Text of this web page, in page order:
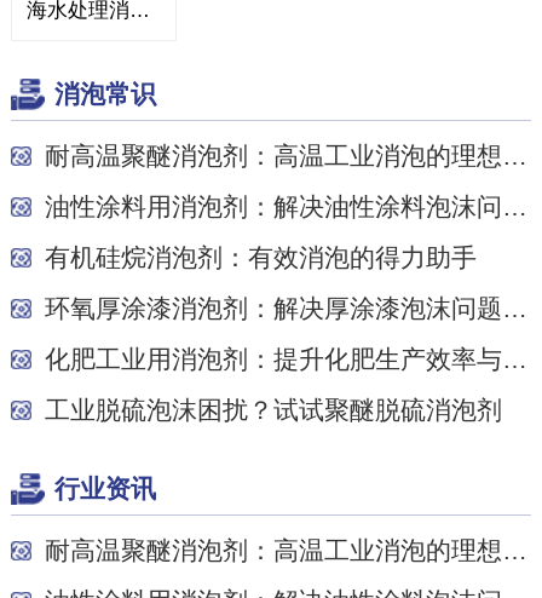
海水处理消泡剂
消泡常识
耐高温聚醚消泡剂：高温工业消泡的理想之选
油性涂料用消泡剂：解决油性涂料泡沫问题的关键
有机硅烷消泡剂：有效消泡的得力助手
环氧厚涂漆消泡剂：解决厚涂漆泡沫问题的关键
化肥工业用消泡剂：提升化肥生产效率与质量的关...
工业脱硫泡沫困扰？试试聚醚脱硫消泡剂
行业资讯
耐高温聚醚消泡剂：高温工业消泡的理想之选